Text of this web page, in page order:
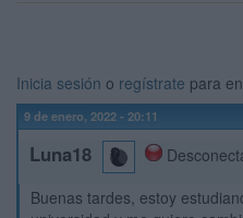
Inicia sesión o regístrate para
9 de enero, 2022 - 20:11
Luna18
Buenas tardes, estoy